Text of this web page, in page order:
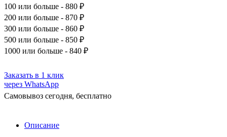
100 или больше - 880 ₽
200 или больше - 870 ₽
300 или больше - 860 ₽
500 или больше - 850 ₽
1000 или больше - 840 ₽
Заказать в 1 клик
через WhatsApp
Самовывоз сегодня, бесплатно
Описание